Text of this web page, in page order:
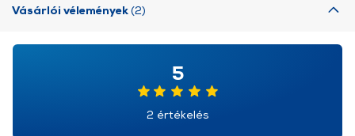
Vásárlói vélemények(2)
5
2 értékelés